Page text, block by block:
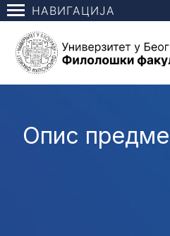
НАВИГАЦИЈА
Опис